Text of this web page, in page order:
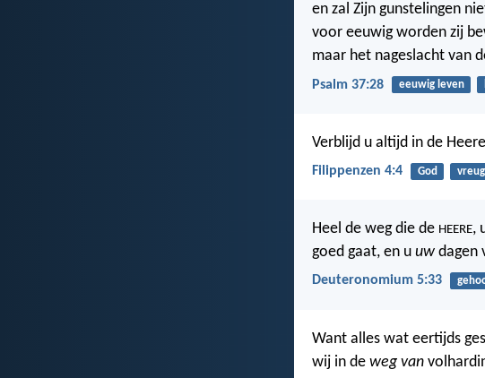
en zal Zijn gunstelingen
voor eeuwig worden zij
maar het nageslacht van
Psalm 37:28 eeuwig leven
Verblijd u altijd in de
Filippenzen 4:4 God
Heel de weg die de HEERE,
goed gaat, en u uw dagen
Deuteronomium 5:33
Want alles wat eertijds
wij in de weg van